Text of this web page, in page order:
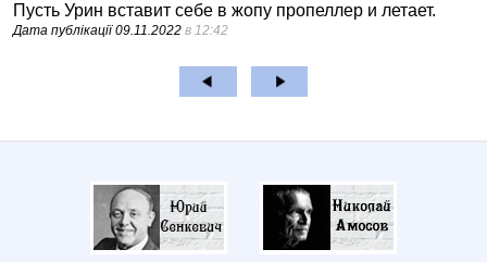
Пусть Урин вставит себе в жопу пропеллер и летает.
Дата публікації09.11.2022 в 12:42